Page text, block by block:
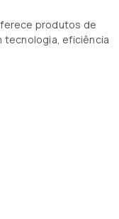
produtos de
tecnologia, eficiência